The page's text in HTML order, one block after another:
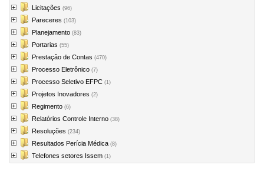
Licitações (96)
Pareceres (103)
Planejamento (83)
Portarias (55)
Prestação de Contas (470)
Processo Eletrônico (7)
Processo Seletivo EFPC (1)
Projetos Inovadores (2)
Regimento (6)
Relatórios Controle Interno (38)
Resoluções (234)
Resultados Perícia Médica (8)
Telefones setores Issem (1)